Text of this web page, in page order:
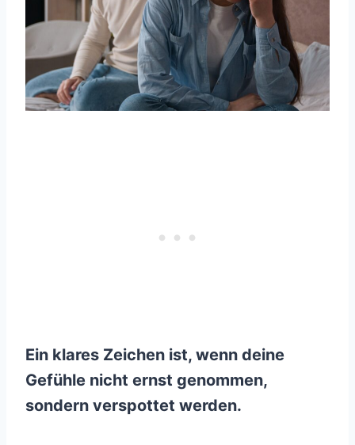
Ein klares Zeichen ist, wenn deine
Gefühle nicht ernst genommen,
sondern verspottet werden.